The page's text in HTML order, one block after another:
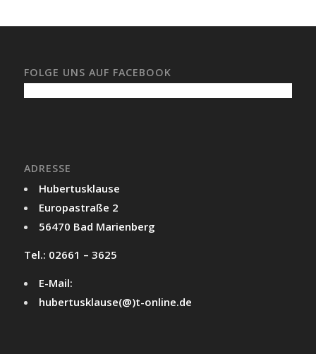
FOLGE UNS AUF FACEBOOK
ADRESSE
Hubertusklause
Europastraße 2
56470 Bad Marienberg
Tel.: 02661 – 3625
E-Mail:
hubertusklause(@)t-online.de